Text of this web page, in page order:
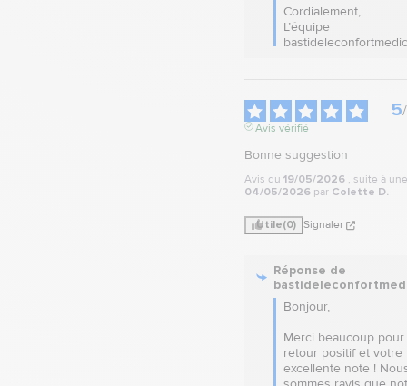
Cordialement,
L’équipe
5/
Avis vérifié
Bonne suggestion
Avis du 19/05/2026 , suite à
04/05/2026 par Colette D.
Utile(0) Signaler
Réponse de
Bonjour,
Merci beaucoup
retour positif et votre
excellente note !